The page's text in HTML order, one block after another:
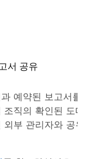
서 공유
예약된 보고서를
직의 확인된 도메
부 관리자와 공유